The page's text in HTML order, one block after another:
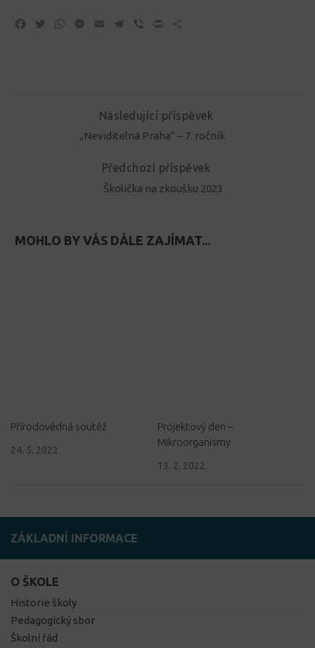
Facebook
TwitterWhatsApp
Messenger
Email Telegram
Viber Print
Následující příspěvek
„Neviditelná Praha“ – 7. ročník
Předchozí příspěvek
Školička na zkoušku 2023
MOHLO BY VÁS DÁLE ZAJÍMAT...
Přírodovědná soutěž
24. 5. 2022
Projektový den –
Mikroorganismy
13. 2. 2022
ZÁKLADNÍ INFORMACE
O ŠKOLE
Historie školy
Pedagogický sbor
Školní řád